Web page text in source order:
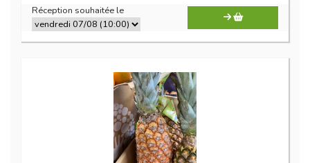
Réception souhaitée le